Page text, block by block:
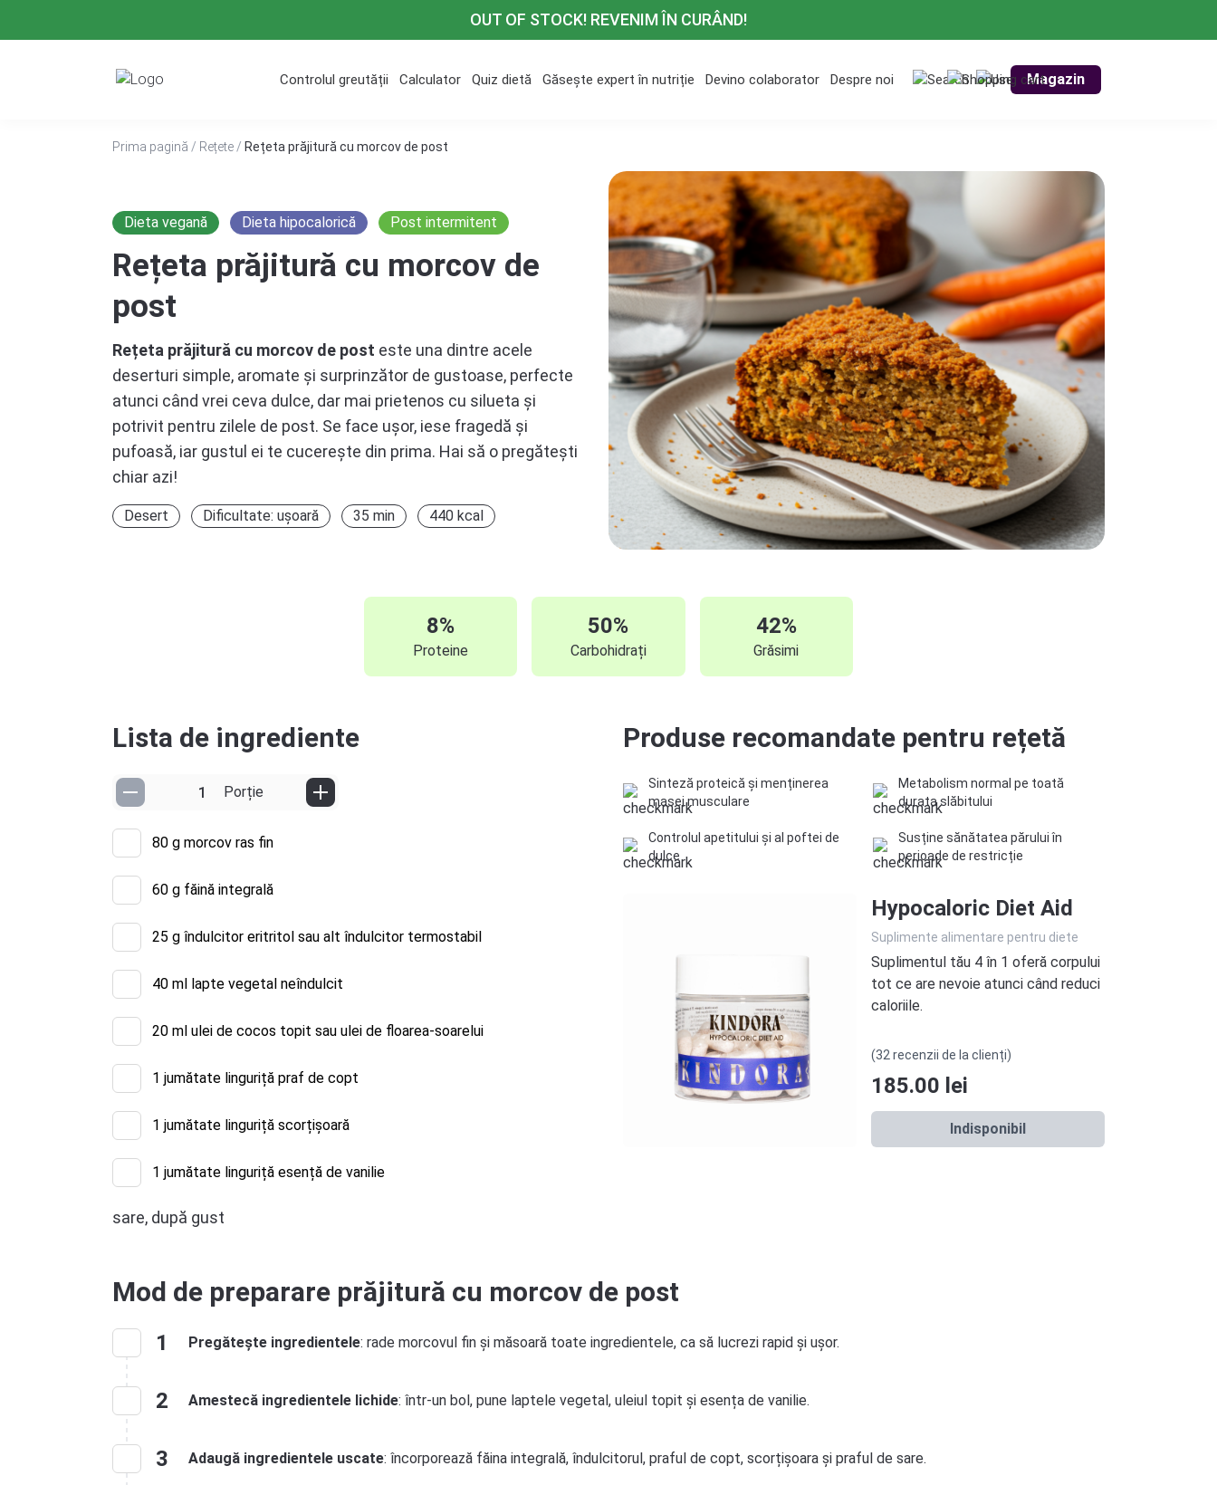
OUT OF STOCK! REVENIM ÎN CURÂND!
Controlul greutății Calculator Quiz dietă Găsește expert în nutriție Devino colaborator Despre noi Magazin
Prima pagină / Rețete / Rețeta prăjitură cu morcov de post
Dieta vegană Dieta hipocalorică Post intermitent
Rețeta prăjitură cu morcov de
post
Rețeta prăjitură cu morcov de post este una dintre acele
deserturi simple, aromate și surprinzător de gustoase, perfecte
atunci când vrei ceva dulce, dar mai prietenos cu silueta și
potrivit pentru zilele de post. Se face ușor, iese fragedă și
pufoasă, iar gustul ei te cucerește din prima. Hai să o pregătești
chiar azi!
Desert Dificultate: ușoară 35 min 440 kcal
8%
Proteine
50%
Carbohidrați
42%
Grăsimi
Lista de ingrediente
Porție
80 g morcov ras fin
60 g făină integrală
25 g îndulcitor eritritol sau alt îndulcitor termostabil
40 ml lapte vegetal neîndulcit
20 ml ulei de cocos topit sau ulei de floarea-soarelui
1 jumătate linguriță praf de copt
1 jumătate linguriță scorțișoară
1 jumătate linguriță esență de vanilie
sare, după gust
Produse recomandate pentru rețetă
Sinteză proteică și menținerea
masei musculare
Metabolism normal pe toată
durata slăbitului
Controlul apetitului și al poftei de
dulce
Susține sănătatea părului în
perioade de restricție
Hypocaloric Diet Aid
Suplimente alimentare pentru diete
Suplimentul tău 4 în 1 oferă corpului
tot ce are nevoie atunci când reduci
caloriile.
(32 recenzii de la clienți)
185.00 lei
Indisponibil
Mod de preparare prăjitură cu morcov de post
1 Pregătește ingredientele: rade morcovul fin și măsoară toate ingredientele, ca să lucrezi rapid și ușor.
2 Amestecă ingredientele lichide: într-un bol, pune laptele vegetal, uleiul topit și esența de vanilie.
3 Adaugă ingredientele uscate: încorporează făina integrală, îndulcitorul, praful de copt, scorțișoara și praful de sare.